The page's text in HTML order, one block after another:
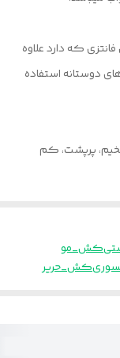
که دارد علاوه
دوستانه استفاده
پرپشت، کم
کش_مو
کش_حریر